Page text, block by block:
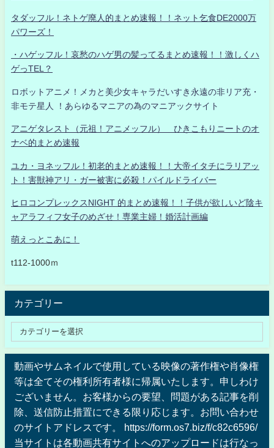
タダッフル！ネトゲ廃人的まとめ速報！！ネット乞食DE2000万
パワーズ！
・ハゲッフル！哀愁のハゲ男の髪ってるまとめ速報！！激しくハ
ゲっTEL？
ロボットアニメ！メカと美少女キャラだいすき永遠の非リア充・
非モテ星人 ！あらゆるマニアの為のマニアックサイト
アニゲタレスト（元祖！アニメッフル） ひきこもりニートのオ
ナベ的まとめ速報
ユカ・ヨネッフル！初老的まとめ速報！！大帝イタチにラリアッ
ト！害獣神アリ・ガー被害に必殺！パイルドライバー
ヒロコンプレックスNIGHT 的まとめ速報！！子供が欲しいど陰キ
ャアラフィフ女子のめざせ！専業主婦！婚活計画編
萌えっとこあに！
t112-1000ｍ
カテゴリー
動画やサムネイルで使用している映像の著作権や肖像権
等は全てその権利所有者様に帰属いたします。申しわけ
ございません。お客様からの要望、問題がある記事を削
除、送信防止措置にできる限り応じます。お問い合わせ
のサイトアドレスです。 https://form.os7.biz/f/c82c6596/
当サイトは各動画共有サイトへのアップロードは行なっ